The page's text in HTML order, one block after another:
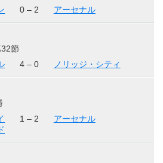
0 – 2 アーセナル
節
4 – 0 ノリッジ・シティ
1 – 2 アーセナル